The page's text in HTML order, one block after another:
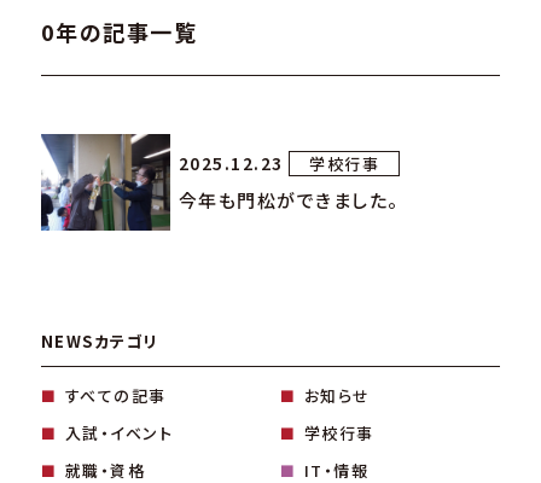
0年の記事一覧
2025.12.23 学校行事
今年も門松ができました。
NEWSカテゴリ
すべての記事
お知らせ
入試・イベント
学校行事
就職・資格
IT・情報